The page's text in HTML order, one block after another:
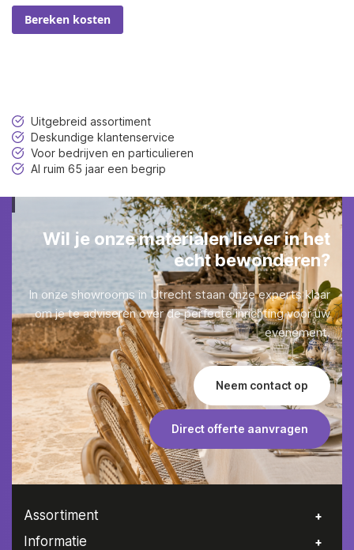
Bereken kosten
Uitgebreid assortiment
Deskundige klantenservice
Voor bedrijven en particulieren
Al ruim 65 jaar een begrip
Wil je onze materialen liever in het
echt bewonderen?
In onze showrooms in Utrecht staan onze experts klaar
om je te adviseren over de perfecte inrichting voor uw
evenement.
Neem contact op
Direct offerte aanvragen
Assortiment
Informatie